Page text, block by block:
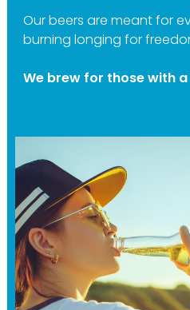
Our beers are meant for
burning longing for
We brew for those with